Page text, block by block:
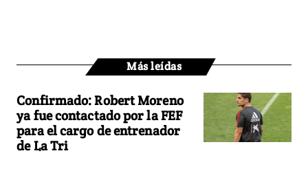
Más leídas
Confirmado: Robert Moreno
ya fue contactado por la FEF
para el cargo de entrenador
de La Tri